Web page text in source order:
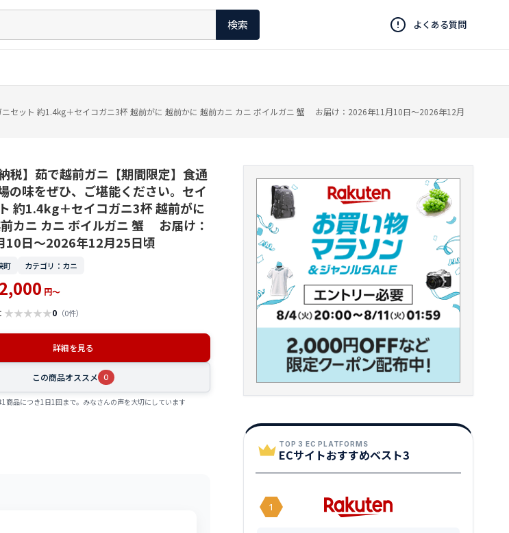
検索 よくある質問
セット 約1.4kg＋セイコガニ3杯 越前がに 越前かに 越前カニ カニ ボイルガニ 蟹 お届け：2026年11月10日～2026年12月
税】茹で越前ガニ【期間限定】食通
の味をぜひ、ご堪能ください。セイ
約1.4kg＋セイコガニ3杯 越前がに
カニ カニ ボイルガニ 蟹 お届け：
10日～2026年12月25日頃
町 カテゴリ：カニ
円～
★★★★★0 （0件）
詳細を見る
この商品オススメ 0
商品につき1日1回まで。みなさんの声を大切にしています
TOP 3 EC PLATFORMS
ECサイトおすすめベスト3
1